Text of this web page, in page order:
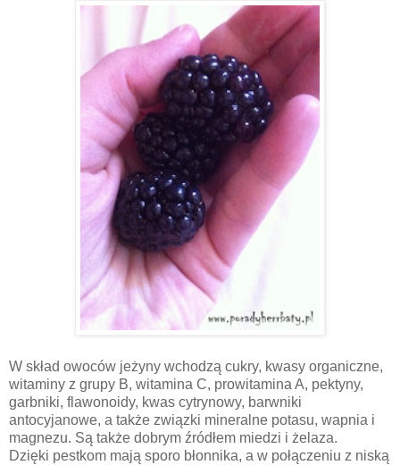
W skład owoców jeżyny wchodzą cukry, kwasy organiczne,
witaminy z grupy B, witamina C, prowitamina A, pektyny,
garbniki, flawonoidy , kwas cytrynowy, barwniki
antocyjanowe , a także związki mineralne potasu, wapnia i
magnezu. Są także dobrym źródłem miedzi i żelaza.
Dzięki pestkom mają sporo błonnika, a w połączeniu z niską